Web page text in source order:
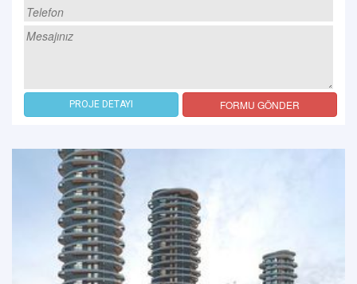
PROJE DETAYI FORMU GÖNDER